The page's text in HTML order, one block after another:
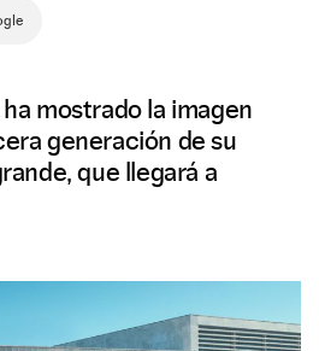
mostrado la imagen
generación de su
que llegará a